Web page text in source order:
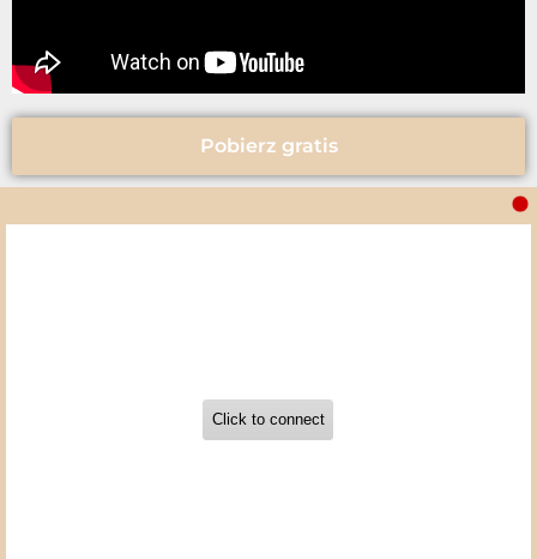
Pobierz gratis